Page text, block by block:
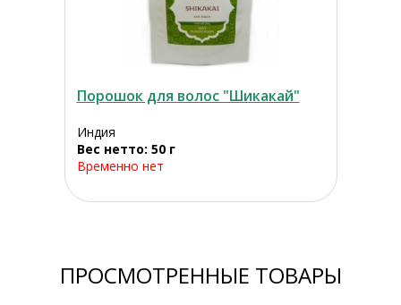
Порошок для волос "Шикакай"
Индия
Вес нетто: 50 г
Временно нет
ПРОСМОТРЕННЫЕ ТОВАРЫ